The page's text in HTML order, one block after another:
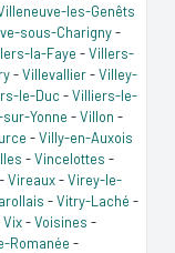
les-Genêts
sous-Charigny-
la-Faye -Villers-
-Villevallier-Villey-
le-Duc -Villiers-le-
Yonne -Villon -
-Villy-en-Auxois
-Vincelottes -
-Vireaux-Virey-le-
-Vitry-Laché -
Vix-Voisines -
Romanée -